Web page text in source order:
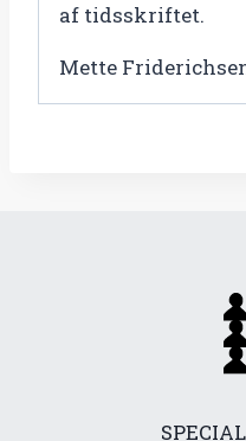
af tidsskriftet.
Mette